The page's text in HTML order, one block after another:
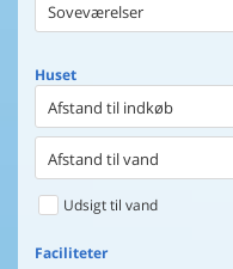
Soveværelser
Huset
Afstand til indkøb
Afstand til vand
Udsigt til vand
Faciliteter